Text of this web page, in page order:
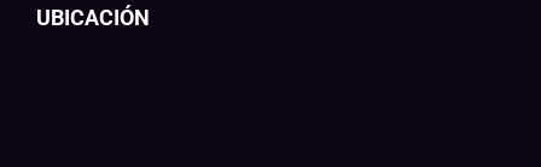
UBICACIÓN